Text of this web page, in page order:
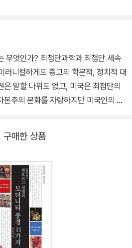
가치판단 중지의 원칙을 옹호했다. 1
런 폐렴으로 한창 원숙한 지적 경지에
영원한 정신적 고향인 하이델베르크
회』 및 『종교사회학 논총』(전3권) 등
학 담론의 다양한 차원 ― 이론적 논의,
거대한 지적 유산을 남겼다. 총 3부
부터 출간되기 시작해 2020년 완간
베버 역사사회학 연구》, Max Weber
버 사회학의 쟁점들》(공저), 번역서
, 《막스 베버 사회과학방법론Ⅰ》, 《막스
있다. 주요 논문으로 “막스 베버의 근대
학 연구”, “Der Mythos Max Webe
학과 최첨단 세속
러니컬하게도 종교의 학문적, 정치적 대
말할 나위도 없고, 미국은 최첨단의
본주의 문화를 자랑하지만 미국인의 7
있는 것이다. 그럼 그러한 종교적 초월
미상실의 첨단 과학시대에 종교는 무
문명간 충돌은 왜 발생하며, 화해의
질문에 관심 있는 사람이라면 누구나
의 종교사회학 관련 문헌일 것이다. 이
될 책이 출간되었다. 베버의 종교사회
스 베버 종교사회학 선집>이 그것이
구매한 상품